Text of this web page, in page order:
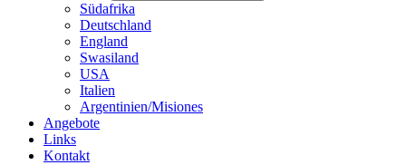
Südafrika
Deutschland
England
Swasiland
USA
Italien
Argentinien/Misiones
Angebote
Links
Kontakt